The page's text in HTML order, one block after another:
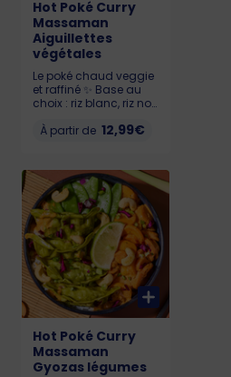
Hot Poké Curry
Massaman
Aiguillettes
végétales
Le poké chaud veggie
et raffiné ✨ Base au
choix : riz blanc, riz noir
Aiguillettes végétales
rôties miel et thym,
Pois Gourmands, Noix
de cajou, le tout
sublimé par une
sauce Massaman
onctueuse et
parfumée 🌸 LIL 521
kcal / MED 704 kcal /
BIG 909 kcal
Allergènes : Soja,
sésame, fruits à
coques
À partir de 12,99€
Hot Poké Curry
Massaman
Gyozas légumes